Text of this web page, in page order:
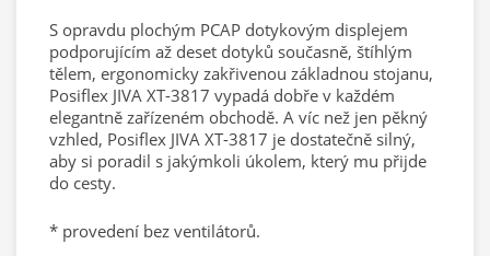
S opravdu plochým PCAP dotykovým displejem
podporujícím až deset dotyků současně, štíhlým
tělem, ergonomicky zakřivenou základnou stojanu,
Posiflex JIVA XT-3817 vypadá dobře v každém
elegantně zařízeném obchodě. A víc než jen pěkný
vzhled, Posiflex JIVA XT-3817 je dostatečně silný,
aby si poradil s jakýmkoli úkolem, který mu přijde
do cesty.
* provedení bez ventilátorů.